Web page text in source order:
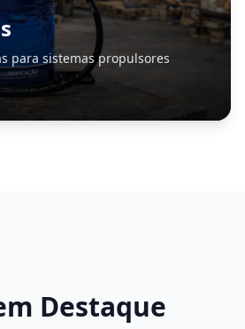
para sistemas propulsores
Destaque